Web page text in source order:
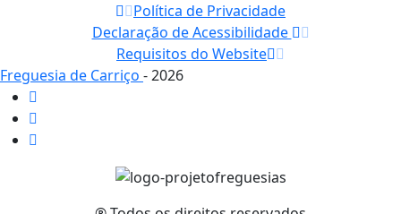
Política de Privacidade
Declaração de Acessibilidade
Requisitos do Website
Freguesia de Carriço - 2026